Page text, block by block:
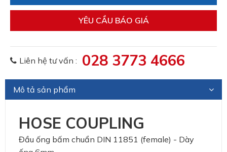
YÊU CẦU BÁO GIÁ
Liên hệ tư vấn : 028 3773 4666
Mô tả sản phẩm
HOSE COUPLING
Đầu ống bấm chuẩn DIN 11851 (female) - Dày